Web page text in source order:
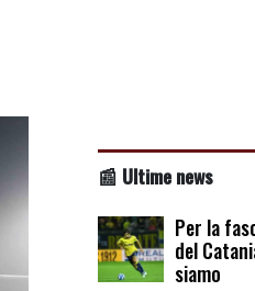
📰 Ultime news
Per la
del
siamo